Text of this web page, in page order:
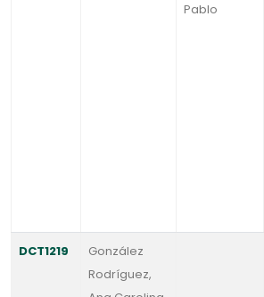
Pablo
DCT1219
González
Rodríguez,